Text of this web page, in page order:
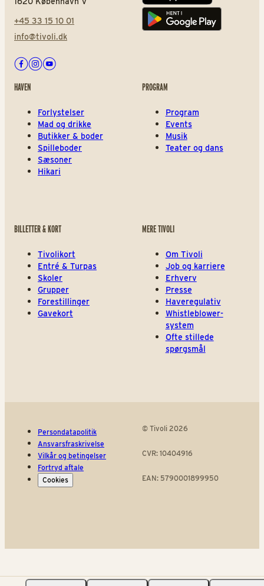
+45 33 15 10 01
info@tivoli.dk
Facebook
Instagram
Youtube
Play store
HAVEN
Forlystelser
Mad og drikke
Butikker & boder
Spilleboder
Sæsoner
Hikari
PROGRAM
Program
Events
Musik
Teater og dans
BILLETTER & KORT
Tivolikort
Entré & Turpas
Skoler
Grupper
Forestillinger
Gavekort
MERE TIVOLI
Om Tivoli
Job og karriere
Erhverv
Presse
Haveregulativ
Whistleblower-
system
Ofte stillede
spørgsmål
Persondatapolitik
Ansvarsfraskrivelse
Vilkår og betingelser
Fortryd aftale
Cookies
© Tivoli 2026
CVR: 10404916
EAN: 5790001899950